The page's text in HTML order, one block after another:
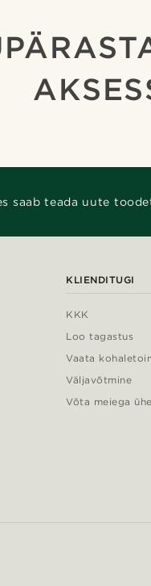
saab teada uute
KLIENDITUGI
KKK
Loo tagastus
Vaata
Väljavõtmine
Võta meiega